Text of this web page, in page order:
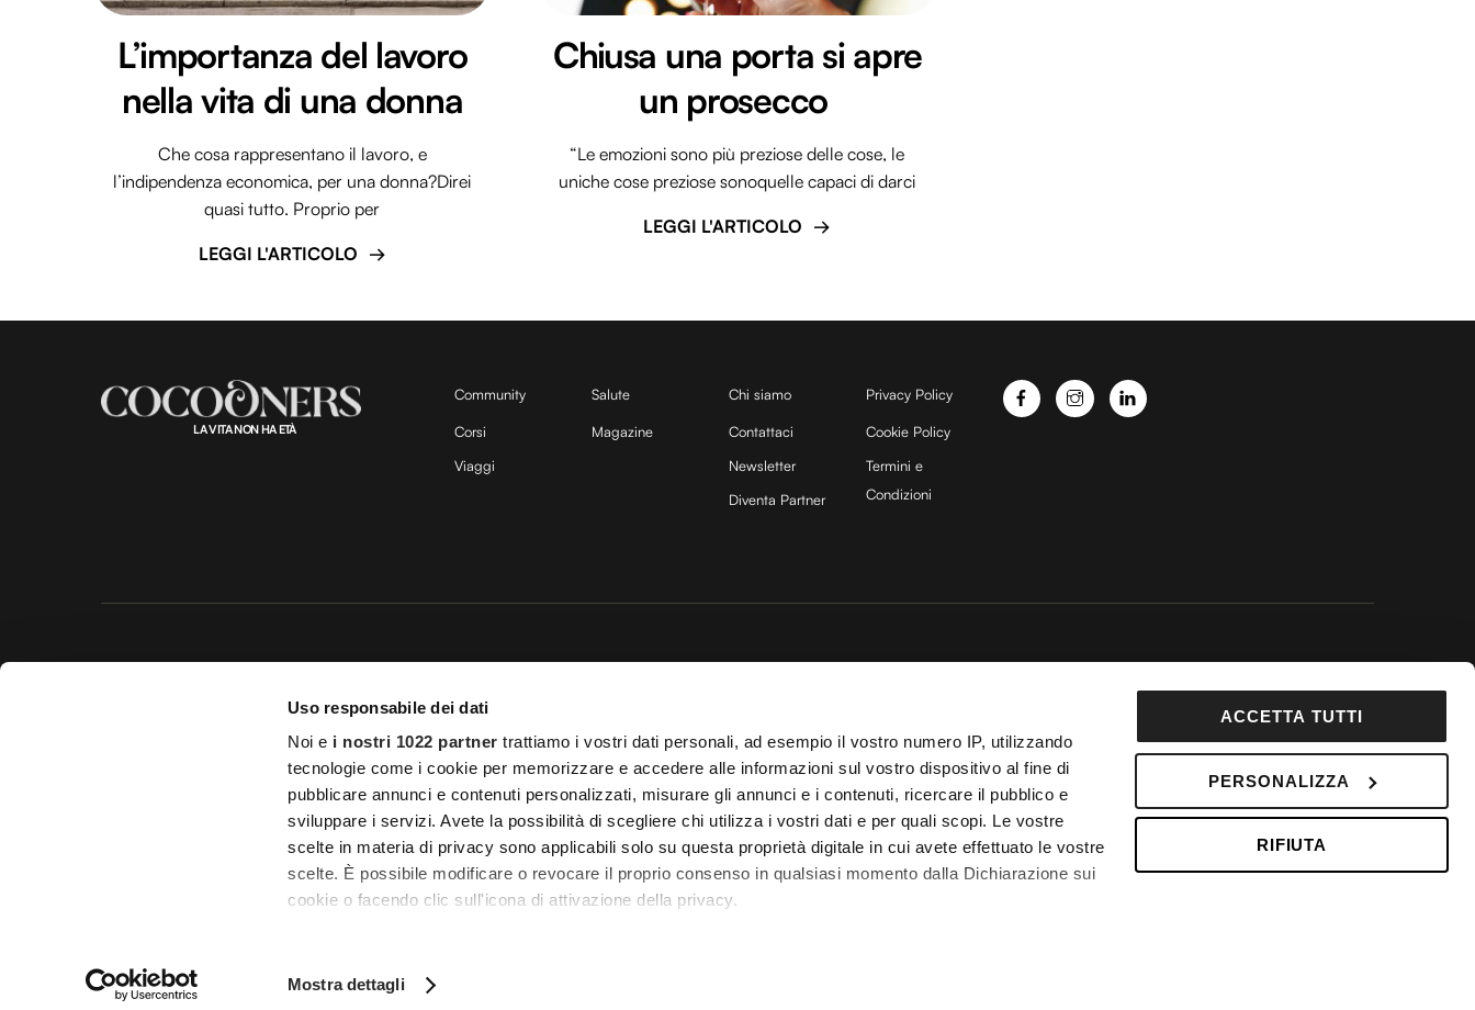
Uso responsabile dei dati
Noi e i nostri 1022 partner trattiamo i vostri dati personali, ad esempio il vostro numero IP, utilizzando
tecnologie come i cookie per memorizzare e accedere alle informazioni sul vostro dispositivo al fine di
pubblicare annunci e contenuti personalizzati, misurare gli annunci e i contenuti, ricercare il pubblico e
sviluppare i servizi. Avete la possibilità di scegliere chi utilizza i vostri dati e per quali scopi. Le vostre
scelte in materia di privacy sono applicabili solo su questa proprietà digitale in cui avete effettuato le vostre
scelte. È possibile modificare o revocare il proprio consenso in qualsiasi momento dalla Dichiarazione sui
cookie o facendo clic sull'icona di attivazione della privacy.
raccogliere informazioni sulla tua posizione geografica, con un'approssimazione di qualche metro,
Mostra dettagli
ACCETTA TUTTI
PERSONALIZZA
RIFIUTA
L’importanza del lavoro
nella vita di una donna
Che cosa rappresentano il lavoro, e
l’indipendenza economica, per una donna?Direi
quasi tutto. Proprio per
LEGGI L'ARTICOLO
Chiusa una porta si apre
un prosecco
“Le emozioni sono più preziose delle cose, le
uniche cose preziose sonoquelle capaci di darci
LEGGI L'ARTICOLO
LA VITA NON HA ETÀ
Community
Corsi
Viaggi
Salute
Magazine
Chi siamo
Contattaci
Newsletter
Diventa Partner
Privacy Policy
Cookie Policy
Termini e
Condizioni
Impostazioni dei Cookies–Termini e Condizioni – Le immagini stock sono parzialmente fornite daDepositPhotos
Licenza Agenzia di viaggio e T.O. 148078 del 13/03/2024|info@cocooners.com| RC Unipol 198891541 | Iscrizione Fondo Vacanze Felici n. 2737